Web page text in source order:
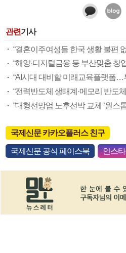
관련기사
“결혼이주여성들 한국 생활 불편
“해양·디지털금융 등 부산맞춤 창
“AI시대 대비할 미래교육플랫폼…
“전력반도체 생태계·메모리 반도
“대형선망업 노후선박 교체 ‘원스
국제신문 카카오플러스 친구
국제신문 공식 페이스북 인스